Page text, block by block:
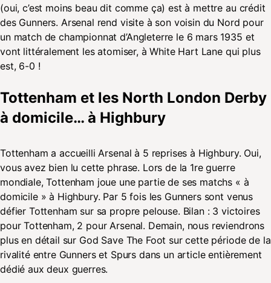
(oui, c’est moins beau dit comme ça) est à mettre au crédit
des Gunners. Arsenal rend visite à son voisin du Nord pour
un match de championnat d’Angleterre le 6 mars 1935 et
vont littéralement les atomiser, à White Hart Lane qui plus
est, 6-0 !
Tottenham et les North London Derby
à domicile… à Highbury
Tottenham a accueilli Arsenal à 5 reprises à Highbury. Oui,
vous avez bien lu cette phrase. Lors de la 1re guerre
mondiale, Tottenham joue une partie de ses matchs « à
domicile » à Highbury. Par 5 fois les Gunners sont venus
défier Tottenham sur sa propre pelouse. Bilan : 3 victoires
pour Tottenham, 2 pour Arsenal. Demain, nous reviendrons
plus en détail sur God Save The Foot sur cette période de la
rivalité entre Gunners et Spurs dans un article entièrement
dédié aux deux guerres.